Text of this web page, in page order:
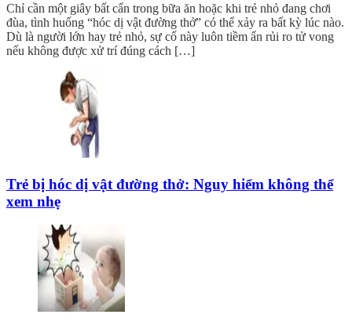
Chỉ cần một giây bất cẩn trong bữa ăn hoặc khi trẻ nhỏ đang chơi
đùa, tình huống “hóc dị vật đường thở” có thể xảy ra bất kỳ lúc nào.
Dù là người lớn hay trẻ nhỏ, sự cố này luôn tiềm ẩn rủi ro tử vong
nếu không được xử trí đúng cách […]
Trẻ bị hóc dị vật đường thở: Nguy hiểm không thể
xem nhẹ